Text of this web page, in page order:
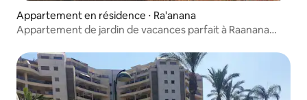
Appartement en résidence ⋅ Ra'anana
Appartement de jardin de vacances parfait à Raanana